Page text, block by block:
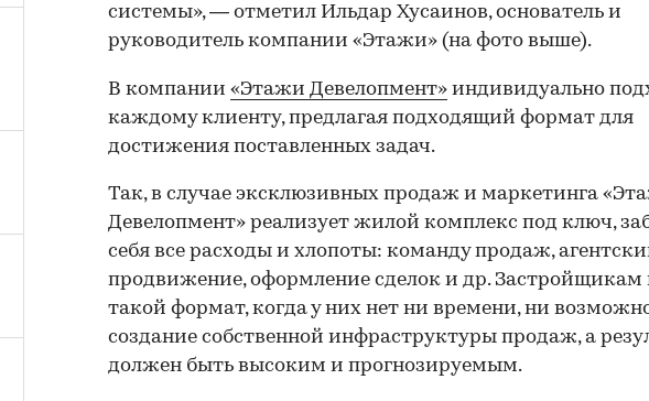
системы», — отметил Ильдар Хусаинов, основатель и
руководитель компании «Этажи» (на фото выше).
В компании «Этажи Девелопмент» индивидуально
каждому клиенту, предлагая подходящий формат для
достижения поставленных задач.
Так, в случае эксклюзивных продаж и маркетинга
Девелопмент» реализует жилой комплекс под ключ,
себя все расходы и хлопоты: команду продаж,
продвижение, оформление сделок и др. Застройщикам
такой формат, когда у них нет ни времени, ни
создание собственной инфраструктуры продаж, а
должен быть высоким и прогнозируемым.